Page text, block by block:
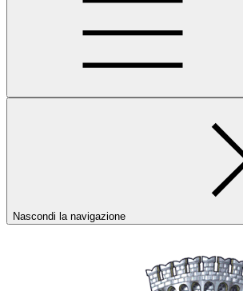
Nascondi la navigazione